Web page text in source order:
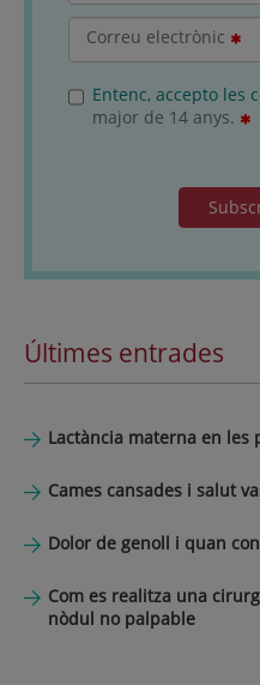
Correu electrònic
Entenc, accepto les
major de 14 anys.
Últimes entrades
Lactància materna en les
Cames cansades i salut
Dolor de genoll i quan
Com es realitza una
nòdul no palpable